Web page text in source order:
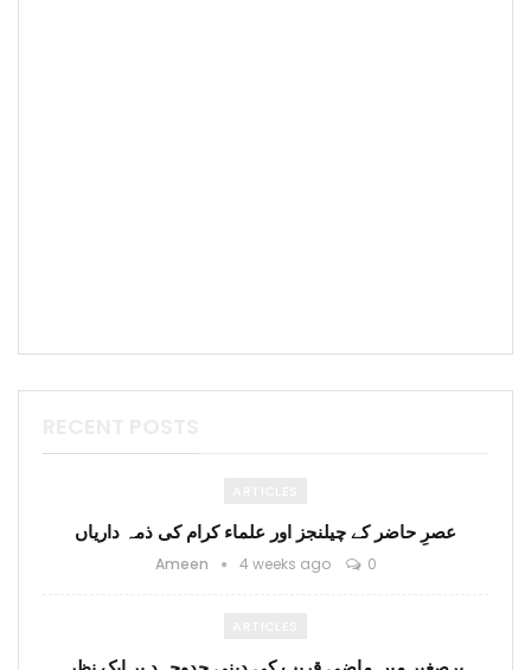
عصرِ حاضر کے چیلنجز اور علماء کرام کی ذمہ داریاں
Ameen 4 weeks ago 0